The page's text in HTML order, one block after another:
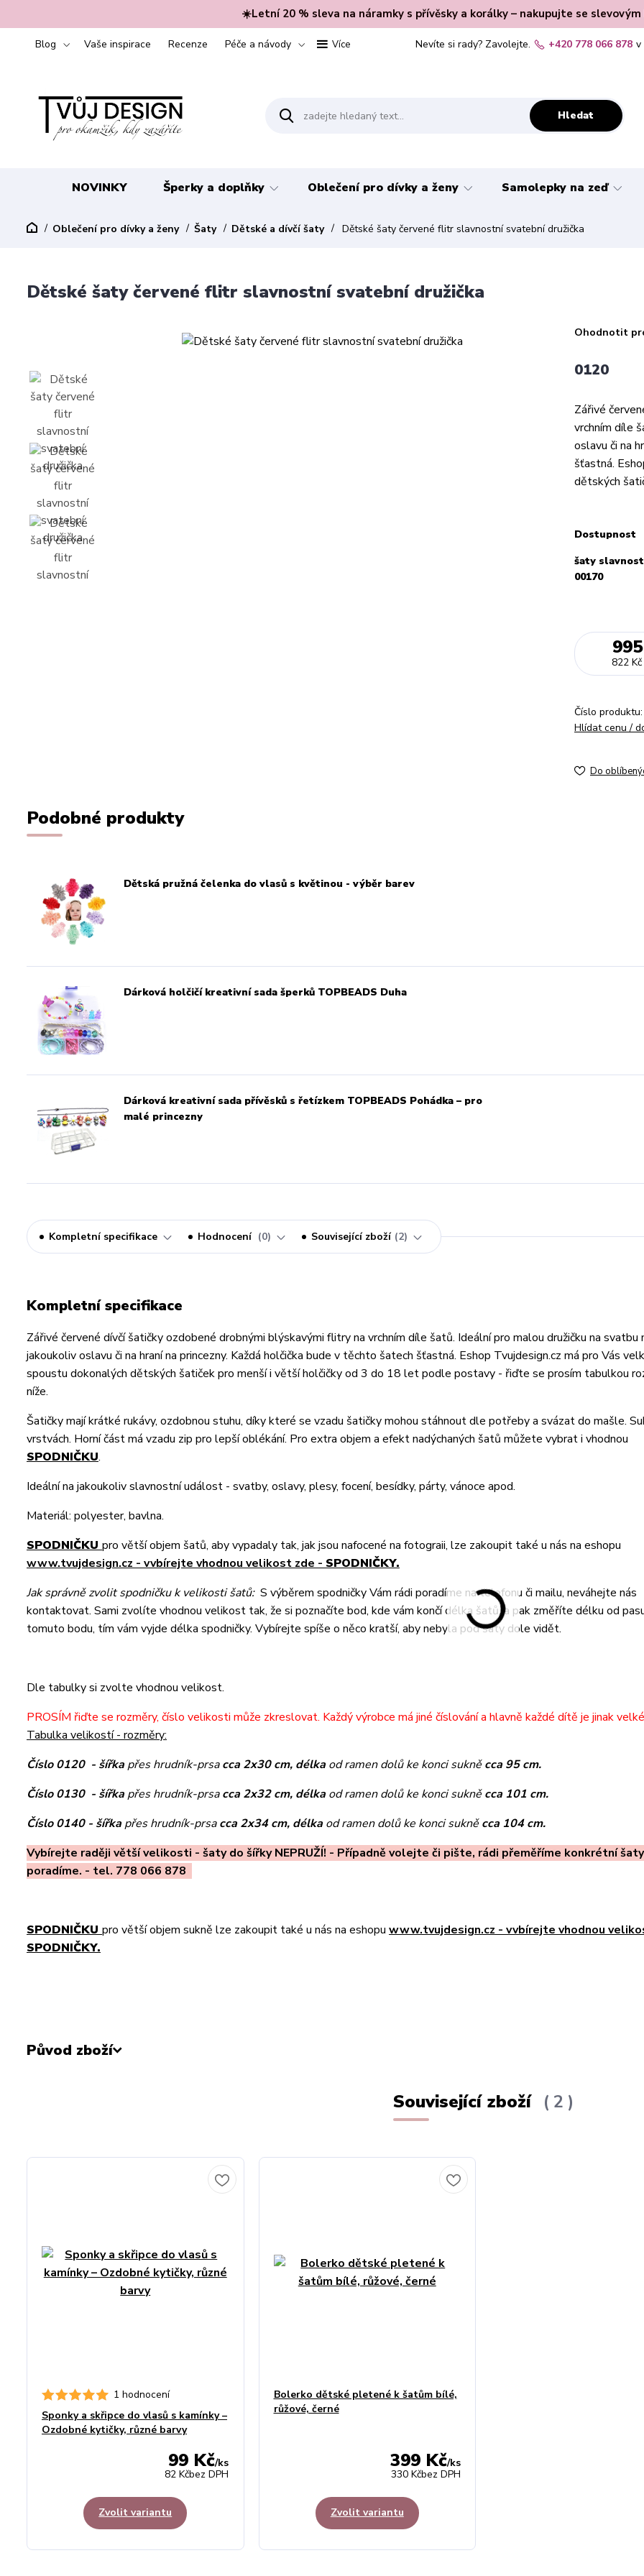
☀️Letní 20 % sleva na náramky s přívěsky a korálky – nakupujte se
Blog Vaše inspirace Recenze Péče a návody Více
Hledat
Nevíte si rady? Zavolejte. +420 778 066 878 v
NOVINKY Šperky a doplňky Oblečení pro dívky a ženy Samolepky na zeď
Oblečení pro dívky a ženy Šaty Dětské a dívčí šaty Dětské šaty červené flitr slavnostní svatební družička
Dětské šaty červené flitr slavnostní svatební družička
Ohodnotit
0120
Zářivé
vrchním díle
oslavu či na
šťastná.
dětských
Dostupnost
šaty
00170
822 Kč
Číslo produktu:
Hlídat cenu /
Do
Podobné produkty
Dětská pružná čelenka do vlasů s květinou - výběr barev
Dárková holčičí kreativní sada šperků TOPBEADS Duha
Dárková kreativní sada přívěsků s řetízkem TOPBEADS Pohádka – pro
malé princezny
Kompletní specifikace Hodnocení 0 Související zboží 2
Kompletní specifikace
Zářivé červené dívčí šatičky ozdobené drobnými blýskavými flitry na vrchním díle šatů. Ideální pro malou družičku na svatbu
jakoukoliv oslavu či na hraní na princezny. Každá holčička bude v těchto šatech šťastná. Eshop Tvujdesign.cz má pro Vás
spoustu dokonalých dětských šatiček pro menší i větší holčičky od 3 do 18 let podle postavy - řiďte se prosím tabulkou
níže.
Šatičky mají krátké rukávy, ozdobnou stuhu, díky které se vzadu šatičky mohou stáhnout dle potřeby a svázat do mašle.
vrstvách. Horní část má vzadu zip pro lepší oblékání. Pro extra objem a efekt nadýchaných šatů můžete vybrat i vhodnou
SPODNIČKU.
Ideální na jakoukoliv slavnostní událost - svatby, oslavy, plesy, focení, besídky, párty, vánoce apod.
Materiál: polyester, bavlna.
SPODNIČKU pro větší objem šatů, aby vypadaly tak, jak jsou nafocené na fotograii, lze zakoupit také u nás na eshopu
www.tvujdesign.cz - vvbírejte vhodnou velikost zde - SPODNIČKY.
Jak správně zvolit spodničku k velikosti šatů: S výběrem spodničky Vám rádi poradíme na telefonu či mailu, neváhejte nás
kontaktovat. Sami zvolíte vhodnou velikost tak, že si poznačíte bod, kde vám končí délka šatů, a pak změříte délku od
tomuto bodu, tím vám vyjde délka spodničky. Vybírejte spíše o něco kratší, aby nebyla pod šaty dole vidět.
Dle tabulky si zvolte vhodnou velikost.
PROSÍM řiďte se rozměry, číslo velikosti může zkreslovat. Každý výrobce má jiné číslování a hlavně každé dítě je jinak
Tabulka velikostí - rozměry:
Číslo 0120 - šířka přes hrudník-prsacca 2x30 cm, délka od ramen dolů ke konci sukněcca 95 cm.
Číslo 0130 - šířka přes hrudník-prsacca 2x32 cm, délka od ramen dolů ke konci sukněcca 101 cm.
Číslo 0140 - šířka přes hrudník-prsacca 2x34 cm, délka od ramen dolů ke konci sukněcca 104 cm.
Vybírejte raději větší velikosti - šaty do šířky NEPRUŽÍ! - Případně volejte či pište, rádi přeměříme konkrétní
poradíme. - tel. 778 066 878
SPODNIČKU pro větší objem sukně lze zakoupit také u nás na eshopu www.tvujdesign.cz - vvbírejte vhodnou
SPODNIČKY.
Původ zboží
Související zboží 2
1 hodnocení
Sponky a skřipce do vlasů s kamínky –
Ozdobné kytičky, různé barvy
99 Kč/ks
82 Kčbez DPH
Zvolit variantu
Bolerko dětské pletené k šatům bílé,
růžové, černé
399 Kč/ks
330 Kčbez DPH
Zvolit variantu